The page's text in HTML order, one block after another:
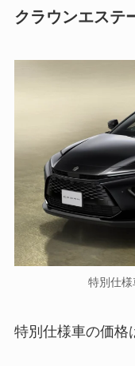
クラウンエステ
特別仕様
特別仕様車の価格